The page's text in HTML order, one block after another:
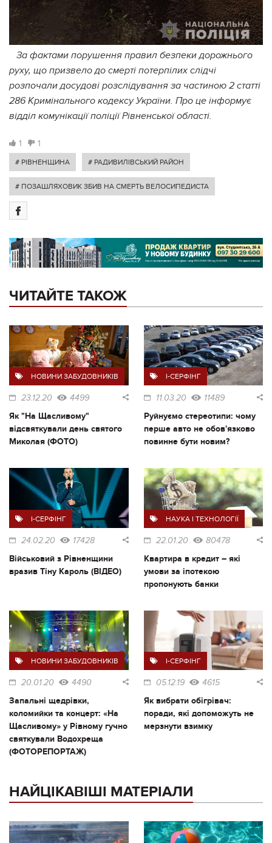
За фактами порушення правил безпеки дорожнього
руху, що призвело до смерті потерпілих слідчі
розпочали досудові розслідування за частиною 2 статті
286 Кримінального кодексу України. Про це інформує
відділ комунікації поліції Рівненської області.
1 1
# РІВНЕНЩИНА # РАДИВИЛІВСЬКИЙ РАЙОН
# ПОЗАШЛЯХОВИК ЗБИВ НА СМЕРТЬ ВЕЛОСИПЕДИСТА
ЧИТАЙТЕ ТАКОЖ
НОВИНИ ЗАБУДОВНИКІВ
23.12.20 4499
Як "На Щасливому"
відсвяткували день святого
Миколая (ФОТО)
I-СЕРФІНГ
11.03.20 11489
Руйнуємо стереотипи: чому
перше авто не обов'язково
повинне бути новим?
I-СЕРФІНГ
24.02.20 17428
Військовий з Рівненщини
вразив Тіну Кароль (ВІДЕО)
НАУКА І ТЕХНОЛОГІЇ
22.01.20 80478
Квартира в кредит – які
умови за іпотекою
пропонують банки
НОВИНИ ЗАБУДОВНИКІВ
20.01.20 4490
Запальні щедрівки,
коломийки та концерт: «На
Щасливому» у Рівному гучно
святкували Водохреща
(ФОТОРЕПОРТАЖ)
I-СЕРФІНГ
05.12.19 4615
Як вибрати обігрівач:
поради, які допоможуть не
мерзнути взимку
НАЙЦІКАВІШІ МАТЕРІАЛИ